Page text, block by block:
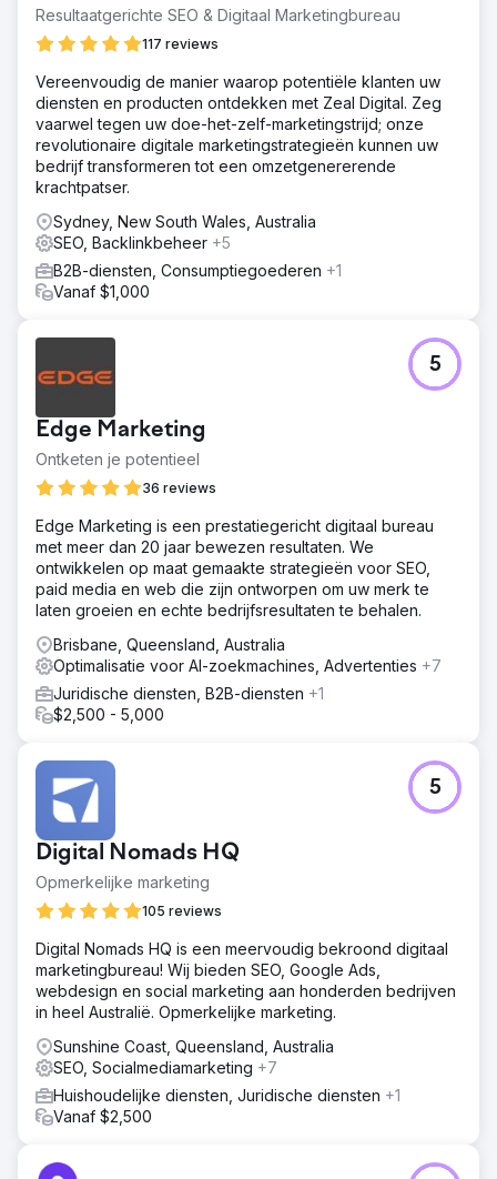
Resultaatgerichte SEO & Digitaal Marketingbureau
117 reviews
Vereenvoudig de manier waarop potentiële klanten uw
diensten en producten ontdekken met Zeal Digital. Zeg
vaarwel tegen uw doe-het-zelf-marketingstrijd; onze
revolutionaire digitale marketingstrategieën kunnen uw
bedrijf transformeren tot een omzetgenererende
krachtpatser.
Sydney, New South Wales, Australia
SEO, Backlinkbeheer +5
B2B-diensten, Consumptiegoederen +1
Vanaf $1,000
Edge Marketing
Ontketen je potentieel
36 reviews
5
Edge Marketing is een prestatiegericht digitaal bureau
met meer dan 20 jaar bewezen resultaten. We
ontwikkelen op maat gemaakte strategieën voor SEO,
paid media en web die zijn ontworpen om uw merk te
laten groeien en echte bedrijfsresultaten te behalen.
Brisbane, Queensland, Australia
Optimalisatie voor AI-zoekmachines, Advertenties +7
Juridische diensten, B2B-diensten +1
$2,500 - 5,000
Digital Nomads HQ
Opmerkelijke marketing
105 reviews
5
Digital Nomads HQ is een meervoudig bekroond digitaal
marketingbureau! Wij bieden SEO, Google Ads,
webdesign en social marketing aan honderden bedrijven
in heel Australië. Opmerkelijke marketing.
Sunshine Coast, Queensland, Australia
SEO, Socialmediamarketing +7
Huishoudelijke diensten, Juridische diensten +1
Vanaf $2,500